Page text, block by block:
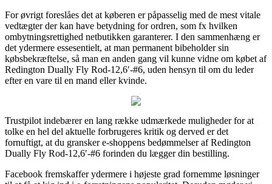
For øvrigt foreslåes det at køberen er påpasselig med de mest vitale
vedtægter der kan have betydning for ordren, som fx hvilken
ombytningsrettighed netbutikken garanterer. I den sammenhæng er
det ydermere essesentielt, at man permanent bibeholder sin
købsbekræftelse, så man en anden gang vil kunne vidne om købet af
Redington Dually Fly Rod-12,6′-#6, uden hensyn til om du leder
efter en vare til en mand eller kvinde.
Trustpilot indebærer en lang række udmærkede muligheder for at
tolke en hel del aktuelle forbrugeres kritik og derved er det
fornuftigt, at du gransker e-shoppens bedømmelser af Redington
Dually Fly Rod-12,6′-#6 forinden du lægger din bestilling.
Facebook fremskaffer ydermere i højeste grad fornemme løsninger